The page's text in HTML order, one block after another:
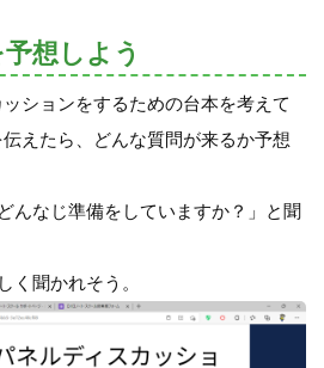
予想しよう
ションをするための台本を考えて
えたら、どんな質問が来るか予想
んなじ準備をしていますか？」と聞
く聞かれそう。